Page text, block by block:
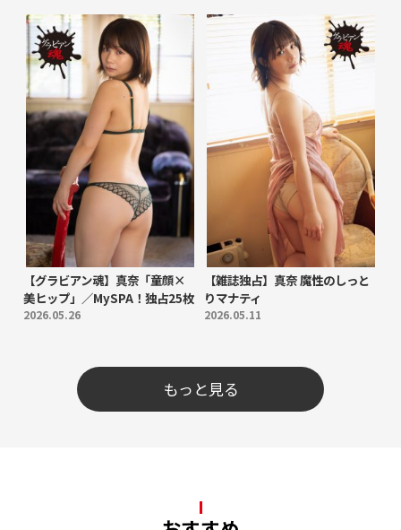
【グラビアン魂】真奈「童顔×
美ヒップ」／MySPA！独占25枚
2026.05.26
【雑誌独占】真奈 魔性のしっと
りマナティ
2026.05.11
もっと見る